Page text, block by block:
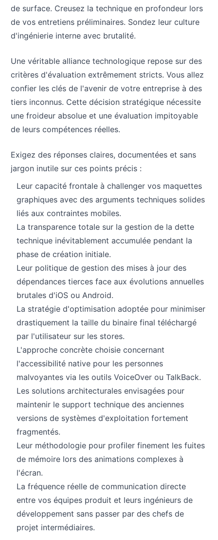
de surface. Creusez la technique en profondeur lors
de vos entretiens préliminaires. Sondez leur culture
d'ingénierie interne avec brutalité.
Une véritable alliance technologique repose sur des
critères d'évaluation extrêmement stricts. Vous allez
confier les clés de l'avenir de votre entreprise à des
tiers inconnus. Cette décision stratégique nécessite
une froideur absolue et une évaluation impitoyable
de leurs compétences réelles.
Exigez des réponses claires, documentées et sans
jargon inutile sur ces points précis :
Leur capacité frontale à challenger vos maquettes
graphiques avec des arguments techniques solides
liés aux contraintes mobiles.
La transparence totale sur la gestion de la dette
technique inévitablement accumulée pendant la
phase de création initiale.
Leur politique de gestion des mises à jour des
dépendances tierces face aux évolutions annuelles
brutales d'iOS ou Android.
La stratégie d'optimisation adoptée pour minimiser
drastiquement la taille du binaire final téléchargé
par l'utilisateur sur les stores.
L'approche concrète choisie concernant
l'accessibilité native pour les personnes
malvoyantes via les outils VoiceOver ou TalkBack.
Les solutions architecturales envisagées pour
maintenir le support technique des anciennes
versions de systèmes d'exploitation fortement
fragmentés.
Leur méthodologie pour profiler finement les fuites
de mémoire lors des animations complexes à
l'écran.
La fréquence réelle de communication directe
entre vos équipes produit et leurs ingénieurs de
développement sans passer par des chefs de
projet intermédiaires.